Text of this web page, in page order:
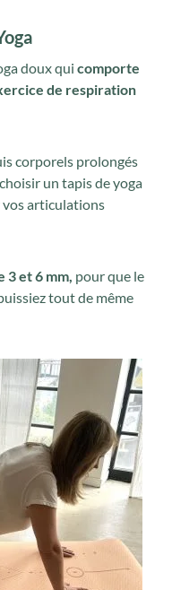
doux qui comporte
de respiration
corporels prolongés
un tapis de yoga
articulations
3 et 6 mm, pour que le
tout de même